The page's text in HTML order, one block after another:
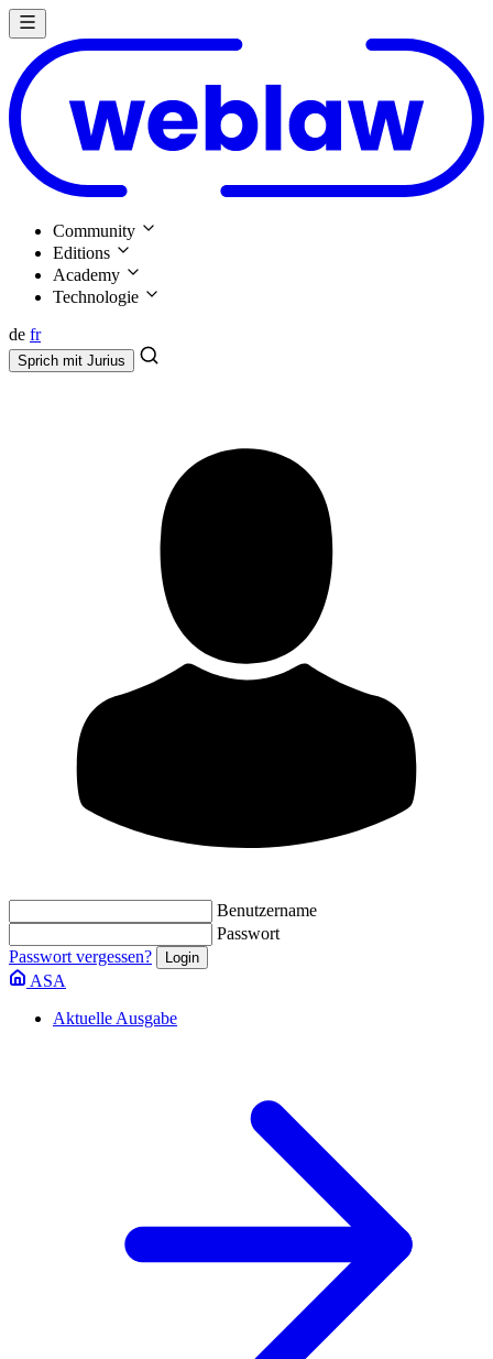
Community
Editions
Academy
Technologie
de fr
Sprich mit Jurius
Benutzername
Passwort
Passwort vergessen?
ASA
Aktuelle Ausgabe